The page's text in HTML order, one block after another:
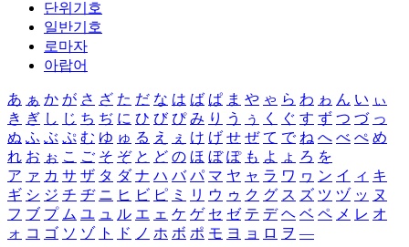
단위기호
일반기호
로마자
아랍어
あ ぁ か が さ ざ た だ な は ば ぱ ま や ゃ ら わ ゎ ん い ぃ
き ぎ し じ ち ぢ に ひ び ぴ み り う ぅ く ぐ す ず つ づ っ
ぬ ふ ぶ ぷ む ゆ ゅ る え ぇ け げ せ ぜ て で ね へ べ ぺ め
れ お ぉ こ ご そ ぞ と ど の ほ ぼ ぽ も よ ょ ろ を
ア ァ カ サ ザ タ ダ ナ ハ バ パ マ ヤ ャ ラ ワ ヮ ン イ ィ キ
ギ シ ジ チ ヂ ニ ヒ ビ ピ ミ リ ウ ゥ ク グ ス ズ ツ ヅ ッ ヌ
フ ブ プ ム ユ ュ ル エ ェ ケ ゲ セ ゼ テ デ ヘ ベ ペ メ レ オ
ォ コ ゴ ソ ゾ ト ド ノ ホ ボ ポ モ ヨ ョ ロ ヲ ―